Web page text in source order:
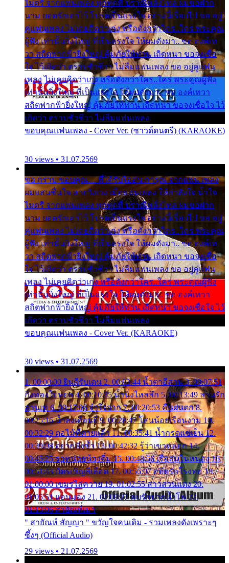
ไมตรี จากแฟนเพลง ทุกทุกที่ ปราณีหลั่งไหล ผมขอฝาก
นาม ยอดรักเอาไว้ โปรดเป็นแรงใจ อย่างนี้เรื่อยไป ขอ อยู่
คู่แฟนเพลง ไม่เคยคิดว่าเก่ง หรือดังกว่าใคร..ใคร พระคุณ
ผู้ฟัง เท่านั้นยิ่งใหญ่ ที่เป็นแรงใจ ให้ผมดังมา.. ขอ องค์เท
วา สถิตฟากฟ้ายิ่งใหญ่ คุ้มภัยให้ท่าน เถิดหนา ขอจงเชื่อ
ใจ ไว้เถิดว่า ตราบชั่วชีวา ไม่ลืมแฟนเพลง ขอ อยู่คู่แฟน
เพลง ไม่เคยคิดว่าเก่ง หรือดังกว่าใคร..ใคร พระคุณผู้ฟัง
เท่านั้นยิ่งใหญ่ ที่เป็นแรงใจ ให้ผมดังมา.. ขอ องค์เทวา
สถิตฟากฟ้ายิ่งใหญ่ คุ้มภัยให้ท่าน เถิดหนา ขอจงเชื่อใจ ไว้
เถิดว่า ตราบชั่วชีวา ไม่ลืมแฟนเพลง
ขอบคุณแฟนเพลง - Cover Ver. (ซาวด์ดนตรี) (KARAOKE)
30 views • 31.07.2569
ขอ กราบ ขอบคุณ.... ที่ได้รับไออุ่น การุณ จากแฟน เพลง
ผมแสนชื่นใจ หายวังเวง เมื่อแฟนเพลง ให้กำลังใจ น้ำใจ
ไมตรี จากแฟนเพลง ทุกทุกที่ ปราณีหลั่งไหล ผมขอฝาก
นาม ยอดรักเอาไว้ โปรดเป็นแรงใจ อย่างนี้เรื่อยไป ขอ อยู่
คู่แฟนเพลง ไม่เคยคิดว่าเก่ง หรือดังกว่าใคร..ใคร พระคุณ
ผู้ฟัง เท่านั้นยิ่งใหญ่ ที่เป็นแรงใจ ให้ผมดังมา.. ขอ องค์เท
วา สถิตฟากฟ้ายิ่งใหญ่ คุ้มภัยให้ท่าน เถิดหนา ขอจงเชื่อ
ใจ ไว้เถิดว่า ตราบชั่วชีวา ไม่ลืมแฟนเพลง ขอ อยู่คู่แฟน
เพลง ไม่เคยคิดว่าเก่ง หรือดังกว่าใคร..ใคร พระคุณผู้ฟัง
เท่านั้นยิ่งใหญ่ ที่เป็นแรงใจ ให้ผมดังมา.. ขอ องค์เทวา
สถิตฟากฟ้ายิ่งใหญ่ คุ้มภัยให้ท่าน เถิดหนา ขอจงเชื่อใจ ไว้
เถิดว่า ตราบชั่วชีวา ไม่ลืมแฟนเพลง
ขอบคุณแฟนเพลง - Cover Ver. (KARAOKE)
30 views • 31.07.2569
1. 00:00:00 ยินดีรับเดน 2. 00:03:44 น้ำตาอีสาน 3. 00:07:51
กิ่งทองใบหยก 4. 00:10:35 น้ำนิ่งไหลลึก 5. 00:13:49 ลานรัก
ลานเท 6. 00:17:06 จำใจจาก 7. 00:20:53 คืนฝนตก 8.
00:25:16 น้ำลงเดือนยี่ 9. 00:28:47 โสนน้อยเรือนงาม 10.
00:32:29 ตอไม้ที่ตายแล้ว 11. 00:35:41 น้ำกรดแช่เย็น 12.
00:39:08 อยากฟังซ้ำ 13. 00:42:32 รู้ว่าเขาหลอก 14.
00:45:25 รอหน่อยน้องติ๋ม 15. 00:48:56 เรือล่มในหนอง 16.
00:51:43 บัตรเชิญสีเลือด 17. 00:56:07 อดีตรักโรงทอ 18.
01:00:00 เขมรไล่ควาย 19. 01:02:55 สาวสวนแตง 20.
01:05:51 แอบมอง 21. 01:09:27 พบรักปากน้ำโพ 22.
01:13:06 สายัณห์เมา
" สายัณห์ สัญญา " ขวัญใจคนเดิม - รวมเพลงดังเพราะๆ
ซึ้งๆ (Official Audio)
29 views • 21.07.2569